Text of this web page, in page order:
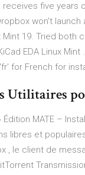
receives five
won't launch
Mint 19. Tried
EDA Linux
for French for
Utilitaires
Édition MATE –
libres et
, le client de